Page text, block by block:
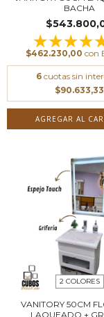
BACHA
$462.230,00 con
6 cuotas sin
$90.633,33
AGREGAR AL
2 COLORES
VANITORY 50CM
LAQUEADO +